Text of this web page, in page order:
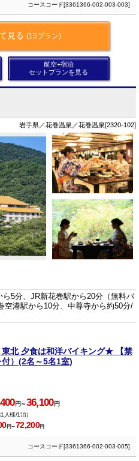
コースコード[3361366-002-003-003]
見る (15プラン)
航空+宿泊
セットプランを見る
岩手県／花巻温泉／花巻温泉[2320-102]
5分、JR新花巻駅から20分（無料バ
空港駅から10分、中尊寺から約50分/
東北 夕食は和洋バイキング★ 【禁
）(2名～5名1室)
円～36,100円
1人様/1泊）
円～72,200円
コースコード[3361366-002-003-005]